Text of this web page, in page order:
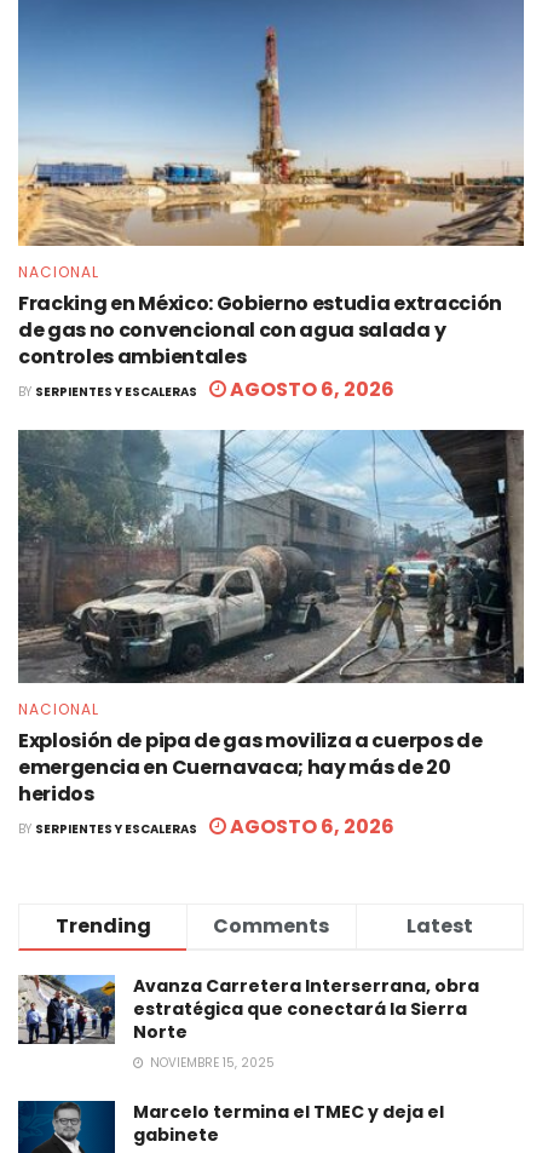
NACIONAL
Fracking en México: Gobierno estudia extracción
de gas no convencional con agua salada y
controles ambientales
BY SERPIENTES Y ESCALERAS AGOSTO 6, 2026
NACIONAL
Explosión de pipa de gas moviliza a cuerpos de
emergencia en Cuernavaca; hay más de 20
heridos
BY SERPIENTES Y ESCALERAS AGOSTO 6, 2026
Trending Comments Latest
Avanza Carretera Interserrana, obra
estratégica que conectará la Sierra
Norte
NOVIEMBRE 15, 2025
Marcelo termina el TMEC y deja el
gabinete